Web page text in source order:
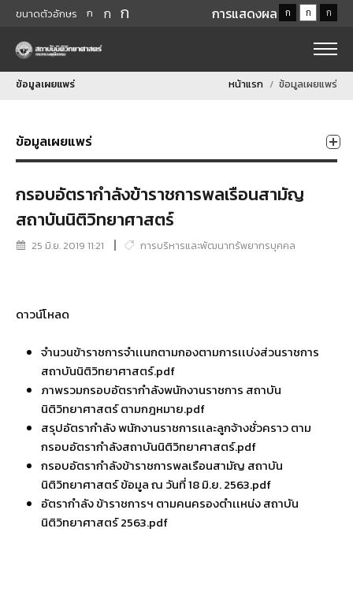
ขนาดตัวอักษร ก ก ก การแสดงผล ก ก ก
ข้อมูลเผยแพร่ หน้าแรก ข้อมูลเผยแพร่
ข้อมูลเผยแพร่
กรอบอัตรากำลังข้าราชการพลเรือนสามัญ
สถาบันนิติวิทยาศาสตร์
25 มิ.ย. 2019 11:21 การบริหารและพัฒนาทรัพยากรบุคคล
ดาวน์โหลด
จำนวนข้าราชการจำเเนกตามกองตามการเเบ่งส่วนราชการ
สถาบันนิติวิทยาศาสตร์.pdf
ภาพรวมกรอบอัตรากำลังพนักงานราชการ สถาบัน
นิติวิทยาศาสตร์ ตามกฎหมาย.pdf
สรุปอัตรากำลัง พนักงานราชการเเละลูกจ้างชั่วคราว ตาม
กรอบอัตรากำลังสถาบันนิติวิทยาศาสตร์.pdf
กรอบอัตรากำลังข้าราชการพลเรือนสามัญ สถาบัน
นิติวิทยาศาสตร์ ข้อมูล ณ วันที่ 18 มิ.ย. 2563.pdf
อัตรากำลัง ข้าราชการฯ ตามคนครองตำเเหน่ง สถาบัน
นิติวิทยาศาสตร์ 2563.pdf